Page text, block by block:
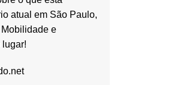
atual em São Paulo,
e
lugar!